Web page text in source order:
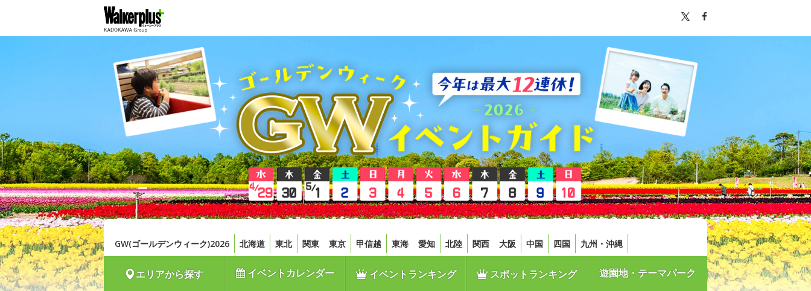
GW(ゴールデンウィーク)2026 北海道 東北 関東 東京 甲信越 東海 愛知 北陸 関西 大阪 中国 四国 九州・沖縄
エリアから探す イベントカレンダー イベントランキング スポットランキング 遊園地・テーマパーク